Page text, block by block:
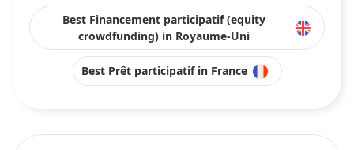
Best Financement participatif (equity
crowdfunding) in Royaume-Uni
Best Prêt participatif in France